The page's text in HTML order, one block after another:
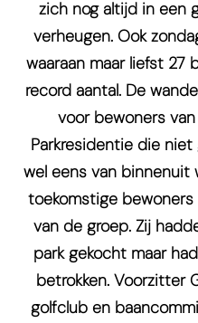
zich nog altijd in een
verheugen. Ook
waaraan maar liefst 27
record aantal. De
voor bewoners
Parkresidentie die
wel eens van binnenuit
toekomstige
van de groep. Zij
park gekocht maar
betrokken. Voorzitter
golfclub en